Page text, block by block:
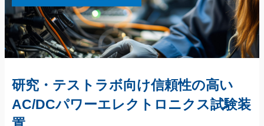
研究・テストラボ向け信頼性の高い
AC/DCパワーエレクトロニクス試験装